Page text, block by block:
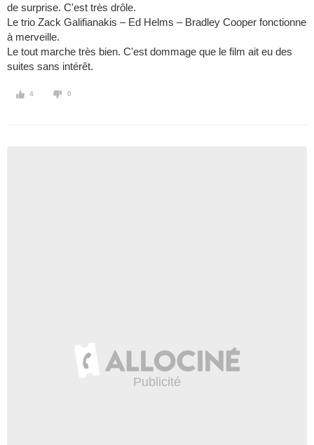
de surprise. C'est très drôle.
Le trio Zack Galifianakis – Ed Helms – Bradley Cooper fonctionne
à merveille.
Le tout marche très bien. C'est dommage que le film ait eu des
suites sans intérêt.
4 0